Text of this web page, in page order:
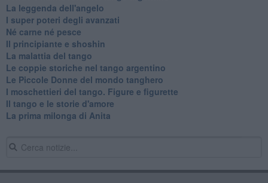
La leggenda dell'angelo
I super poteri degli avanzati
​Né carne né pesce
Il principiante e shoshin
La malattia del tango
Le coppie storiche nel tango argentino
​Le Piccole Donne del mondo tanghero
I moschettieri del tango. Figure e figurette
Il tango e le storie d'amore
​La prima milonga di Anita